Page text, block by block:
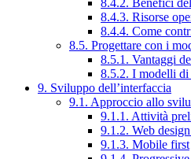
8.4.3. Risorse
8.4.4. Come
8.5. Progettare con i
8.5.1. Vantaggi
8.5.2. I modelli
9. Sviluppo dell’interfaccia
9.1. Approccio allo
9.1.1. Attività
9.1.2. Web
9.1.3. Mobile first